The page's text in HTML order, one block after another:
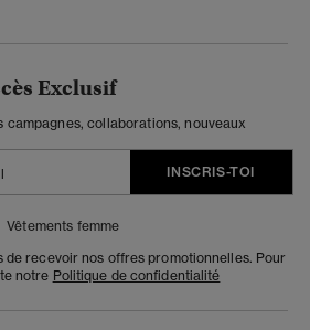
Exclusif
campagnes, collaborations, nouveaux
INSCRIS-TOI
Vêtements femme
de recevoir nos offres promotionnelles. Pour
notre Politique de confidentialité